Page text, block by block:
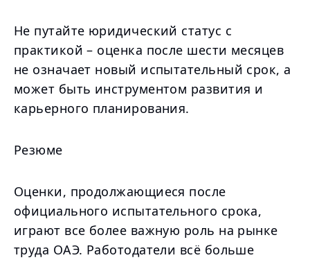
Не путайте юридический статус с
практикой – оценка после шести месяцев
не означает новый испытательный срок, а
может быть инструментом развития и
карьерного планирования.
Резюме
Оценки, продолжающиеся после
официального испытательного срока,
играют все более важную роль на рынке
труда ОАЭ. Работодатели всё больше